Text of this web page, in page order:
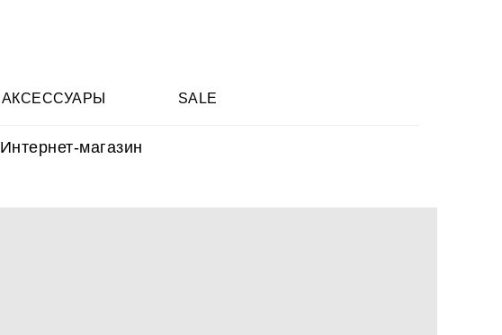
АКСЕССУАРЫ SALE
Интернет-магазин